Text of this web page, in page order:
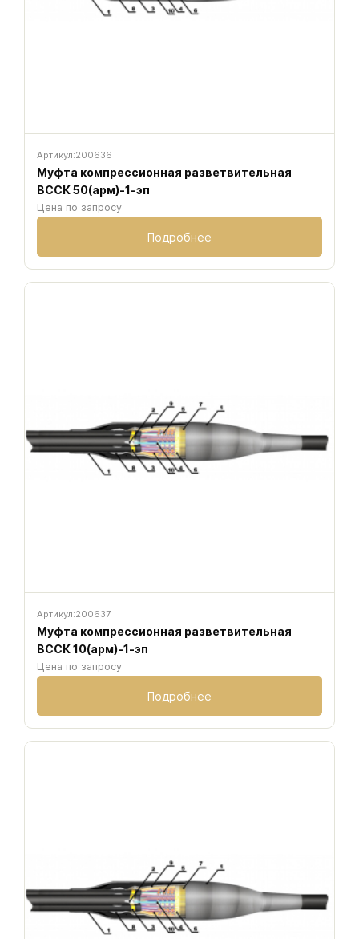
Артикул:200636
Муфта компрессионная разветвительная
ВССК 50(арм)-1-эп
Цена по запросу
Подробнее
Артикул:200637
Муфта компрессионная разветвительная
ВССК 10(арм)-1-эп
Цена по запросу
Подробнее